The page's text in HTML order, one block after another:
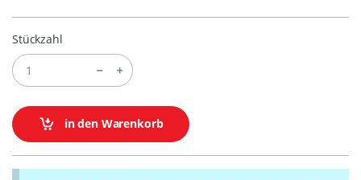
Stückzahl
in den Warenkorb